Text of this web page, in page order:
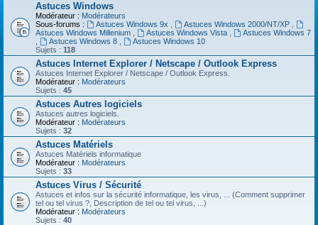
Astuces Windows
Modérateur : Modérateurs
Sous-forums :
Astuces Windows 9x Astuces Windows 2000/NT/XP
Astuces Windows Millenium
Astuces Windows Vista
Astuces Windows 7
Astuces Windows 8
Astuces Windows 10
Sujets : 118
Astuces Internet Explorer / Netscape / Outlook Express
Astuces Internet Explorer / Netscape / Outlook Express.
Modérateur : Modérateurs
Sujets : 45
Astuces Autres logiciels
Astuces autres logiciels.
Modérateur : Modérateurs
Sujets : 32
Astuces Matériels
Astuces Matériels informatique
Modérateur : Modérateurs
Sujets : 33
Astuces Virus / Sécurité
Astuces et infos sur la sécurité informatique, les virus, ... (Comment supprimer
tel ou tel virus ?, Description de tel ou tel virus, ...)
Modérateur : Modérateurs
Sujets : 40